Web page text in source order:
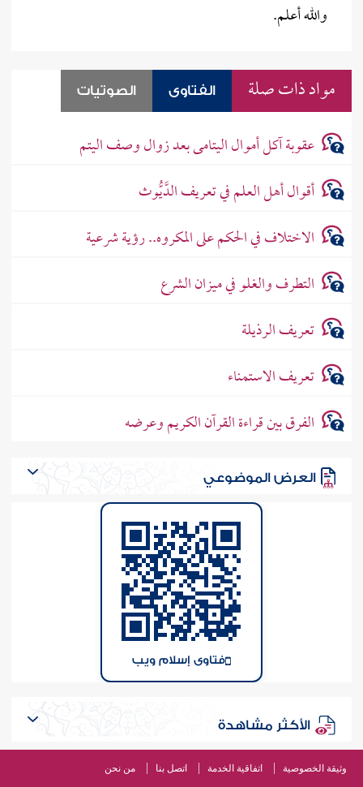
والله أعلم.
مواد ذات صلة الفتاوى الصوتيات
عقوبة آكل أموال اليتامى بعد زوال وصف اليتم
أقوال أهل العلم في تعريف الدَّيُّوث
الاختلاف في الحكم على المكروه.. رؤية شرعية
التطرف والغلو في ميزان الشرع
تعريف الرذيلة
تعريف الاستمناء
الفرق بين قراءة القرآن الكريم وعرضه
العرض الموضوعي
فتاوى إسلام ويب
الأكثر مشاهدة
وثيقة الخصوصية اتفاقية الخدمة اتصل بنا من نحن